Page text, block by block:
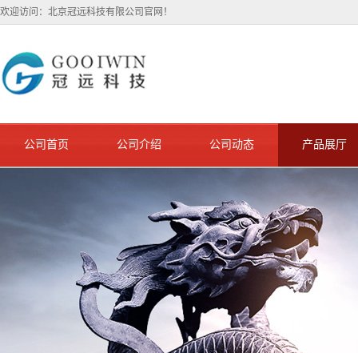
欢迎访问：北京冠远科技有限公司官网！
公司首页 公司介绍 公司动态 产品展厅